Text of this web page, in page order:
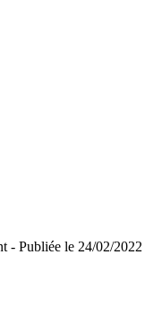
- Publiée le 24/02/2022